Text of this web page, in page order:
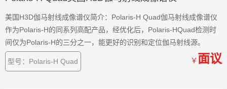
美国H3D伽马射线成像谱仪简介：Polaris-H Quad伽马射线成像谱仪
作为Polaris-H的同系列高配产品，经优化后，Polaris-HQuad检测时
间仅为Polaris-H的三分之一，能更好的识别和定位伽马射线源。
型号：Polaris-H Quad ￥ 面议